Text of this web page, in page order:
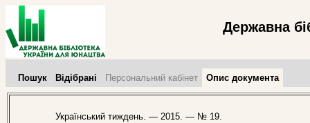
Державна
Пошук Відібрані Персональний кабінет Опис документа
Український тиждень. — 2015. — № 19.